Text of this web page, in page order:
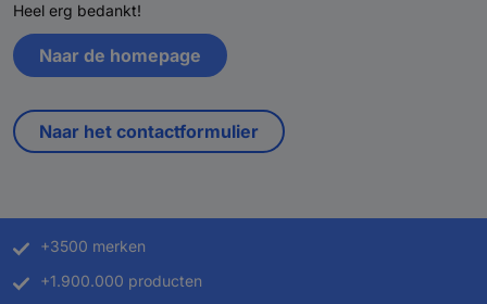
Heel erg bedankt!
Naar de homepage
Naar het contactformulier
+3500 merken
+1.900.000 producten